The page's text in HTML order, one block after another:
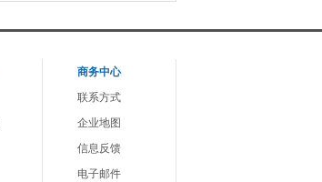
商务中心
联系方式
企业地图
信息反馈
电子邮件